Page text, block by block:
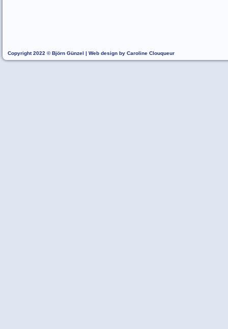
Copyright 2022 © Björn Günzel | Web design by Caroline Clouqueur